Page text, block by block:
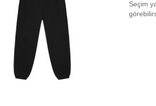
Size
Seçim